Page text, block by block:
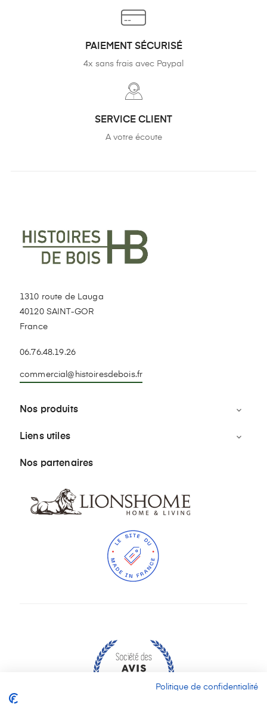
PAIEMENT SÉCURISÉ
4x sans frais avec Paypal
SERVICE CLIENT
A votre écoute
1310 route de Lauga
40120 SAINT-GOR
France
06.76.48.19.26
commercial@histoiresdebois.fr
Nos produits 
Liens utiles 
Nos partenaires
Politique de confidentialité